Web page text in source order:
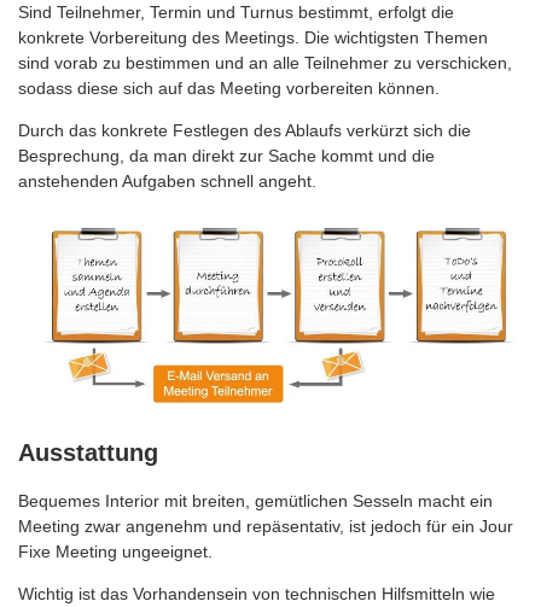
Sind Teilnehmer, Termin und Turnus bestimmt, erfolgt die
konkrete Vorbereitung des Meetings. Die wichtigsten Themen
sind vorab zu bestimmen und an alle Teilnehmer zu verschicken,
sodass diese sich auf das Meeting vorbereiten können.
Durch das konkrete Festlegen des Ablaufs verkürzt sich die
Besprechung, da man direkt zur Sache kommt und die
anstehenden Aufgaben schnell angeht.
Ausstattung
Bequemes Interior mit breiten, gemütlichen Sesseln macht ein
Meeting zwar angenehm und repäsentativ, ist jedoch für ein Jour
Fixe Meeting ungeeignet.
Wichtig ist das Vorhandensein von technischen Hilfsmitteln wie